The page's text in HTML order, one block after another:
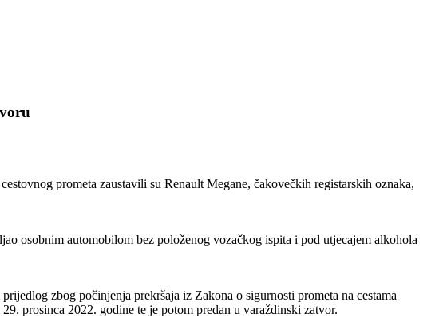
prometa zaustavili su Renault Megane, čakovečkih registarskih oznaka,
osobnim automobilom bez položenog vozačkog ispita i pod utjecajem alkohola
zbog počinjenja prekršaja iz Zakona o sigurnosti prometa na cestama
prosinca 2022. godine te je potom predan u varaždinski zatvor.